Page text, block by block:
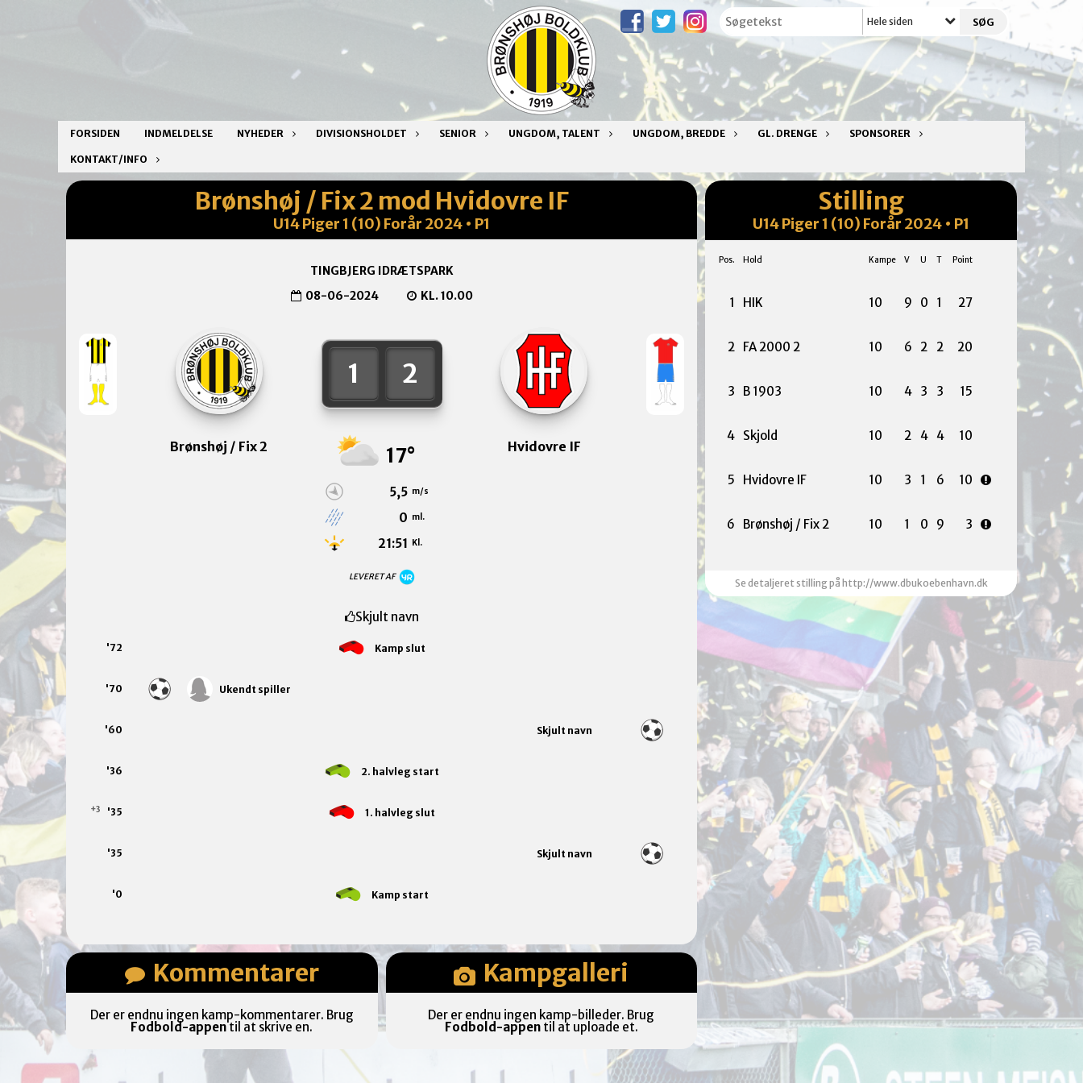
Hele siden
FORSIDEN INDMELDELSE NYHEDER DIVISIONSHOLDET SENIOR UNGDOM, TALENT UNGDOM, BREDDE GL. DRENGE SPONSORER
KONTAKT/INFO
Brønshøj / Fix 2 mod Hvidovre IF
U14 Piger 1 (10) Forår 2024 • P1
TINGBJERG IDRÆTSPARK
08-06-2024
KL. 10.00
Brønshøj / Fix 2
1 2
17°
5,5 m/s
0 ml.
21:51 Kl.
LEVERET AF
Hvidovre IF
Skjult navn
'72 Kamp slut
'70 Ukendt spiller
'60 Skjult navn
'36 2. halvleg start
'35
+3 1. halvleg slut
'35 Skjult navn
'0 Kamp start
Stilling
U14 Piger 1 (10) Forår 2024 • P1
Pos. Hold Kampe V U T Point
1 HIK 10 9 0 1 27
2 FA 2000 2 10 6 2 2 20
3 B 1903 10 4 3 3 15
4 Skjold 10 2 4 4 10
5 Hvidovre IF 10 3 1 6 10
6 Brønshøj / Fix 2 10 1 0 9 3
Se detaljeret stilling på http://www.dbukoebenhavn.dk
Kommentarer
Der er endnu ingen kamp-kommentarer. Brug
Fodbold-appentil at skrive en.
Kampgalleri
Der er endnu ingen kamp-billeder. Brug
Fodbold-appentil at uploade et.